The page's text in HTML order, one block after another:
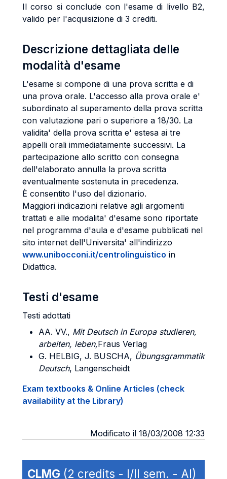
Il corso si conclude con l'esame di livello B2,
valido per l'acquisizione di 3 crediti.
Descrizione dettagliata delle
modalità d'esame
L'esame si compone di una prova scritta e di
una prova orale. L'accesso alla prova orale e'
subordinato al superamento della prova scritta
con valutazione pari o superiore a 18/30. La
validita' della prova scritta e' estesa ai tre
appelli orali immediatamente successivi. La
partecipazione allo scritto con consegna
dell'elaborato annulla la prova scritta
eventualmente sostenuta in precedenza.
È consentito l'uso del dizionario.
Maggiori indicazioni relative agli argomenti
trattati e alle modalita' d'esame sono riportate
nel programma d'aula e d'esame pubblicati nel
sito internet dell'Universita' all'indirizzo
www.unibocconi.it/centrolinguistico in
Didattica.
Testi d'esame
Testi adottati
AA. VV., Mit Deutsch in Europa studieren,
arbeiten, leben,Fraus Verlag
G. HELBIG, J. BUSCHA, Übungsgrammatik
Deutsch, Langenscheidt
Exam textbooks & Online Articles (check
availability at the Library)
Modificato il 18/03/2008 12:33
CLMG (2 credits - I/II sem. - AI)